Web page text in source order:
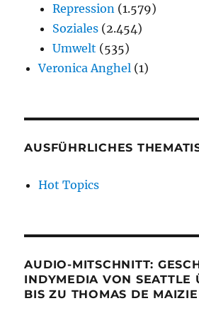
Repression (1.579)
Soziales (2.454)
Umwelt (535)
Veronica Anghel (1)
AUSFÜHRLICHES
Hot Topics
AUDIO-MITSCHNITT:
INDYMEDIA VON SEATTLE
BIS ZU THOMAS DE